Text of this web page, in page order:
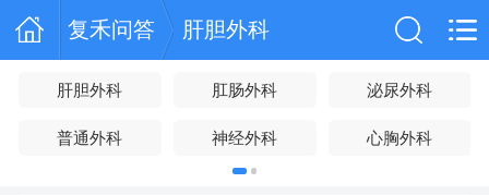
复禾问答 肝胆外科
肝胆外科 肛肠外科 泌尿外科
普通外科 神经外科 心胸外科